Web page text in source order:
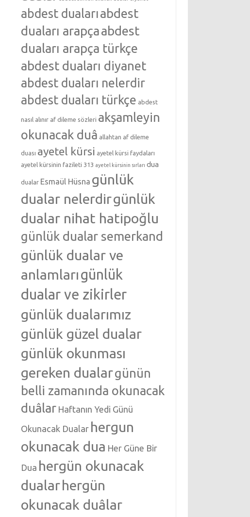
abdest dualarıabdest
duaları arapçaabdest
duaları arapça türkçe
abdest duaları diyanet
abdest duaları nelerdir
abdest duaları türkçe abdest
nasıl alınır af dileme sözleri akşamleyin
okunacak duâ allahtan af dileme
duası ayetel kürsi ayetel kürsi faydaları
ayetel kürsinin fazileti 313 ayetel kürsinin sırları dua
dualar Esmaül Hüsna günlük
dualar nelerdirgünlük
dualar nihat hatipoğlu
günlük dualar semerkand
günlük dualar ve
anlamlarıgünlük
dualar ve zikirler
günlük dualarımız
günlük güzel dualar
günlük okunması
gereken dualargünün
belli zamanında okunacak
duâlar Haftanın Yedi Günü
Okunacak Dualar hergun
okunacak dua Her Güne Bir
Dua hergün okunacak
dualarhergün
okunacak duâlar